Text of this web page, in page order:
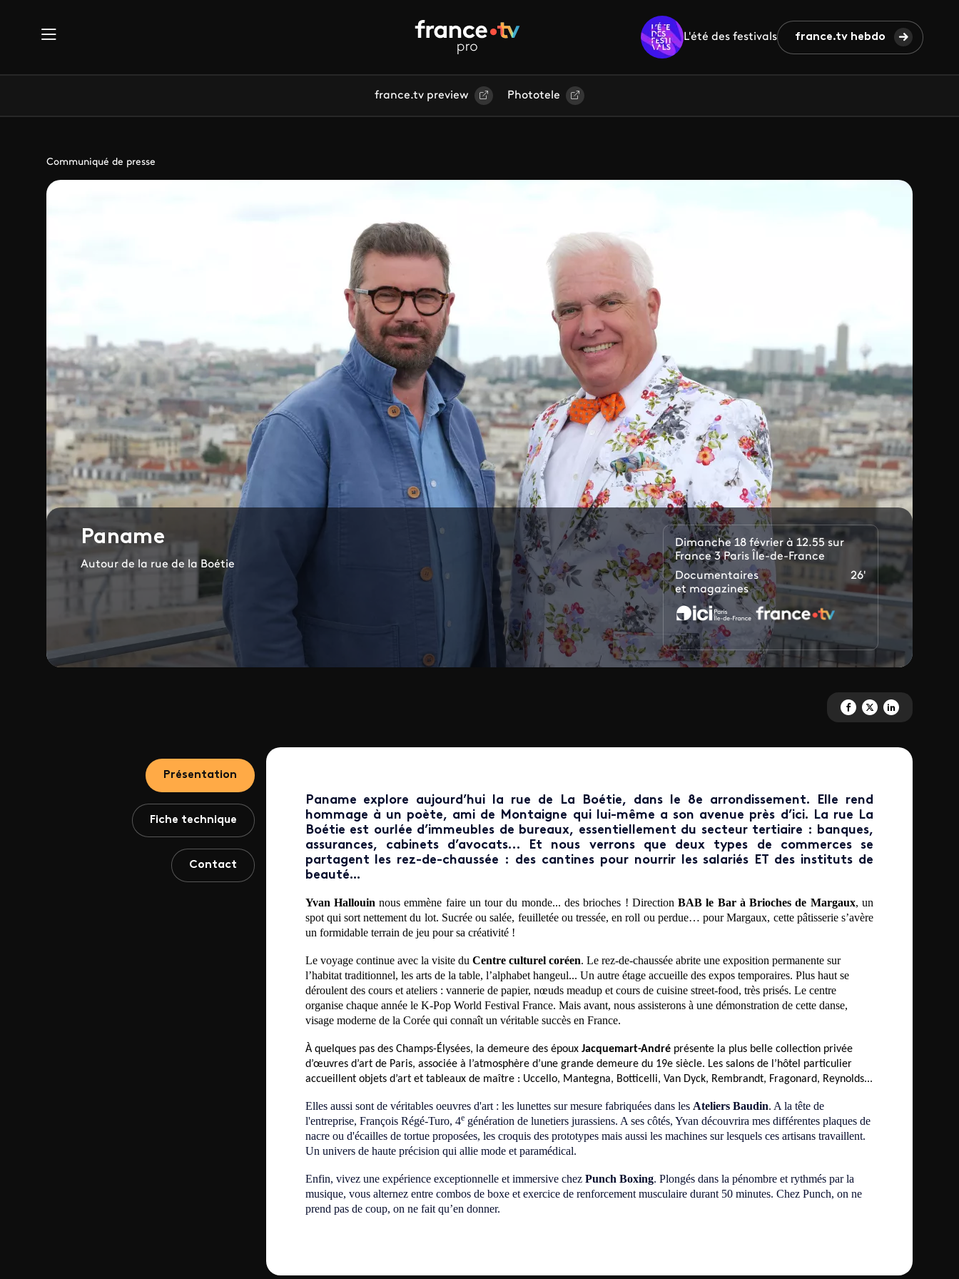
L'été des festivals france.tv hebdo
france.tv preview Phototele
Communiqué de presse
Paname
Autour de la rue de la Boétie
Dimanche 18 février à 12.55 sur
France 3 Paris Île-de-France
Documentaires
et magazines
26'
Partagez 'Paname' sur
Partagez 'Paname' sur X
Partagez 'Paname'
Présentation
Fiche technique
Contact
Paname explore aujourd’hui la rue de La Boétie, dans le 8e arrondissement. Elle rend
hommage à un poète, ami de Montaigne qui lui-même a son avenue près d’ici. La rue La
Boétie est ourlée d’immeubles de bureaux, essentiellement du secteur tertiaire : banques,
assurances, cabinets d’avocats… Et nous verrons que deux types de commerces se
partagent les rez-de-chaussée : des cantines pour nourrir les salariés ET des instituts de
beauté...
Yvan Hallouin nous emmène faire un tour du monde... des brioches ! DirectionBAB le Bar à Brioches de Margaux, un
spot qui sort nettement du lot. Sucrée ou salée, feuilletée ou tressée, en roll ou perdue… pour Margaux, cette pâtisserie s’avère
un formidable terrain de jeu pour sa créativité !
Le voyage continue avec la visite du Centre culturel coréen. Le rez-de-chaussée abrite une exposition permanente sur
l’habitat traditionnel, les arts de la table, l’alphabet hangeul... Un autre étage accueille des expos temporaires. Plus haut se
déroulent des cours et ateliers : vannerie de papier, nœuds meadup et cours de cuisine street-food, très prisés. Le centre
organise chaque année le K-Pop World Festival France. Mais avant, nous assisterons à une démonstration de cette danse,
visage moderne de la Corée qui connaît un véritable succès en France.
À quelques pas des Champs-Élysées, la demeure des époux Jacquemart-Andréprésente la plus belle collection privée
d’œuvres d’art de Paris, associée à l’atmosphère d’une grande demeure du 19e siècle. Les salons de l’hôtel particulier
accueillent objets d’art et tableaux de maître : Uccello, Mantegna, Botticelli, Van Dyck, Rembrandt, Fragonard, Reynolds...
Elles aussi sont de véritables oeuvres d'art : les lunettes sur mesure fabriquées dans les Ateliers Baudin. A la tête de
l'entreprise, François Régé-Turo, 4egénération de lunetiers jurassiens. A ses côtés, Yvan découvrira mes différentes plaques de
nacre ou d'écailles de tortue proposées, les croquis des prototypes mais aussi les machines sur lesquels ces artisans travaillent.
Un univers de haute précision qui allie mode et paramédical.
Enfin, vivez une expérience exceptionnelle et immersive chez Punch Boxing. Plongés dans la pénombre et rythmés par la
musique, vous alternez entre combos de boxe et exercice de renforcement musculaire durant 50 minutes. Chez Punch, on ne
prend pas de coup, on ne fait qu’en donner.